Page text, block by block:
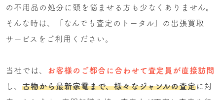
の不用品の処分に頭を悩ませる方も少なくありません。
そんな時は、「なんでも査定のトータル」の出張買取
サービスをご利用ください。
当社では、
お客様のご都合に合わせて査定員が直接訪問
し、古物から最新家電まで、様々なジャンルの査定に対